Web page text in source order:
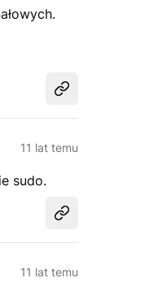
Udostępnij
11 lat temu
sudo.
Udostępnij
11 lat temu